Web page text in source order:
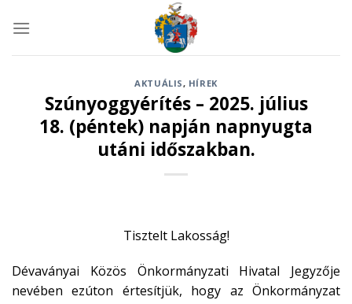
AKTUÁLIS, HÍREK
Szúnyoggyérítés – 2025. július
18. (péntek) napján napnyugta
utáni időszakban.
Tisztelt Lakosság!
Dévaványai Közös Önkormányzati Hivatal Jegyzője
nevében ezúton értesítjük, hogy az Önkormányzat